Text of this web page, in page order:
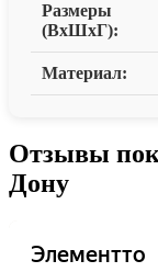
Размеры
(ВxШxГ):
Материал:
Отзывы
Дону